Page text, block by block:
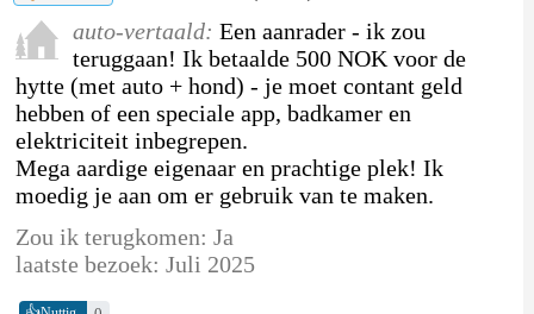
auto-vertaald: Een aanrader - ik zou
teruggaan! Ik betaalde 500 NOK voor de
hytte (met auto + hond) - je moet contant geld
hebben of een speciale app, badkamer en
elektriciteit inbegrepen.
Mega aardige eigenaar en prachtige plek! Ik
moedig je aan om er gebruik van te maken.
Zou ik terugkomen: Ja
laatste bezoek: Juli 2025